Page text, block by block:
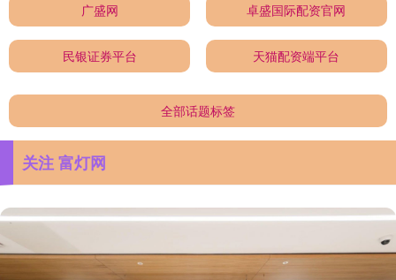
广盛网 卓盛国际配资官网
民银证券平台 天猫配资端平台
全部话题标签
关注 富灯网